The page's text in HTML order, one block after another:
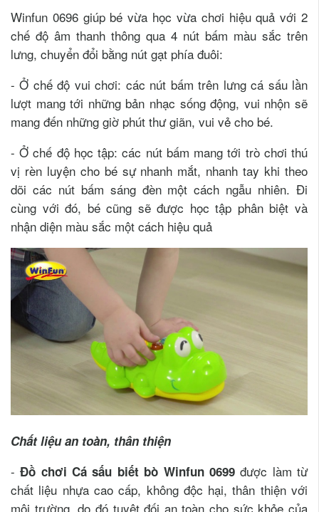
Winfun 0696 giúp bé vừa học vừa chơi hiệu quả với 2
chế độ âm thanh thông qua 4 nút bấm màu sắc trên
lưng, chuyển đổi bằng nút gạt phía đuôi:
- Ở chế độ vui chơi: các nút bấm trên lưng cá sấu lần
lượt mang tới những bản nhạc sống động, vui nhộn sẽ
mang đến những giờ phút thư giãn, vui vẻ cho bé.
- Ở chế độ học tập: các nút bấm mang tới trò chơi thú
vị rèn luyện cho bé sự nhanh mắt, nhanh tay khi theo
dõi các nút bấm sáng đèn một cách ngẫu nhiên. Đi
cùng với đó, bé cũng sẽ được học tập phân biệt và
nhận diện màu sắc một cách hiệu quả
Chất liệu an toàn, thân thiện
-Đồ chơi Cá sấu biết bò Winfun 0699được làm từ
chất liệu nhựa cao cấp, không độc hại, thân thiện với
môi trường, do đó tuyệt đối an toàn cho sức khỏe của